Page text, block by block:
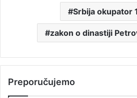
Srbija okupator
zakon o dinastiji
Preporučujemo